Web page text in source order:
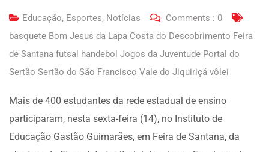
Educação, Esportes, Notícias Comments : 0
basquete Bom Jesus da Lapa Costa do Descobrimento Feira
de Santana futsal handebol Jogos da Juventude Portal do
Sertão Sertão do São Francisco Vale do Jiquiriçá vôlei
Mais de 400 estudantes da rede estadual de ensino
participaram, nesta sexta-feira (14), no Instituto de
Educação Gastão Guimarães, em Feira de Santana, da